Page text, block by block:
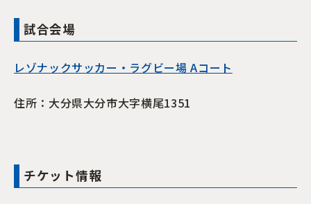
試合会場
レゾナックサッカー・ラグビー場 Aコート
住所：大分県大分市大字横尾1351
チケット情報